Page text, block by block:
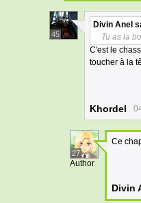
45
Divin Anel
Tu as la
C'est le
toucher à la
Khordel
27
Author
Ce
Divin